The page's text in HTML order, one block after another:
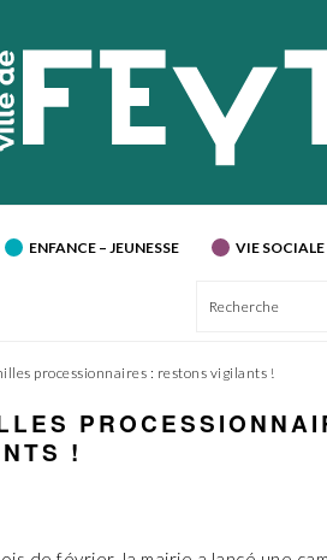
ENFANCE – JEUNESSE VIE SOCIALE
Recherche
processionnaires : restons vigilants !
!